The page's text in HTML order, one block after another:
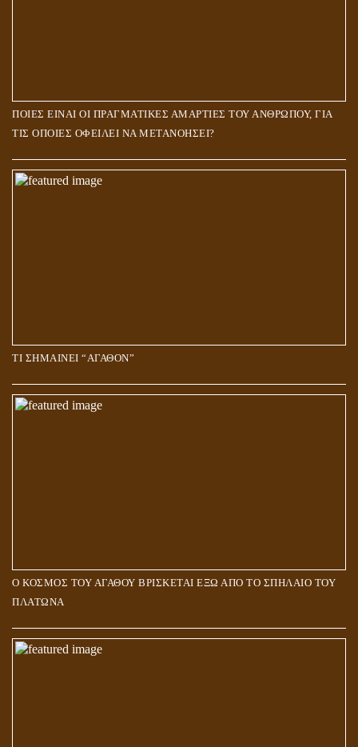
ΠΟΙΕΣ ΕΙΝΑΙ ΟΙ ΠΡΑΓΜΑΤΙΚΕΣ ΑΜΑΡΤΙΕΣ ΤΟΥ ΑΝΘΡΩΠΟΥ, ΓΙΑ
ΤΙΣ ΟΠΟΙΕΣ ΟΦΕΙΛΕΙ ΝΑ ΜΕΤΑΝΟΗΣΕΙ?
ΤΙ ΣΗΜΑΙΝΕΙ “ΑΓΑΘΟΝ”
Ο ΚΟΣΜΟΣ ΤΟΥ ΑΓΑΘΟΥ ΒΡΙΣΚΕΤΑΙ ΕΞΩ ΑΠΟ ΤΟ ΣΠΗΛΑΙΟ ΤΟΥ
ΠΛΑΤΩΝΑ